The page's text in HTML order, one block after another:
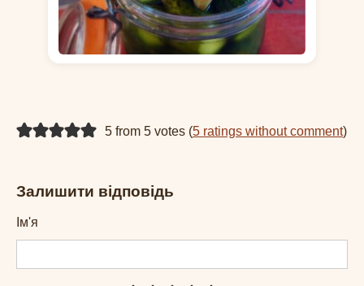
5 from 5 votes (5 ratings without comment)
Залишити відповідь
Ім'я